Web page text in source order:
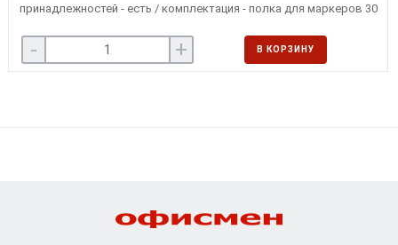
принадлежностей - есть / комплектация - полка для маркеров 30
- + В КОРЗИНУ